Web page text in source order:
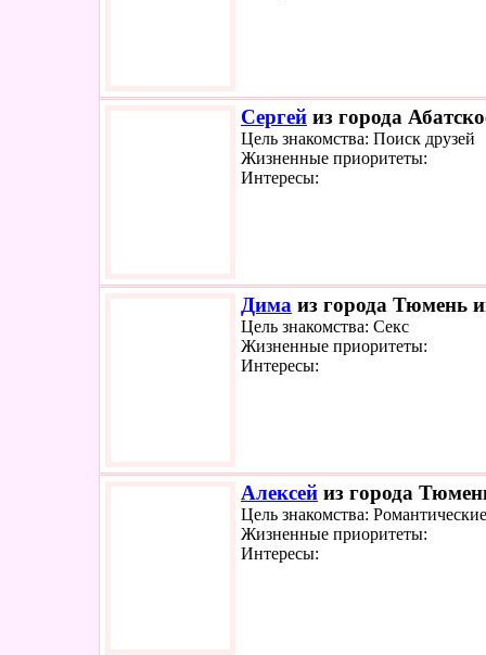
Сергей из города
Цель знакомства: Поиск друзей
Жизненные приоритеты:
Интересы:
Дима из города Тюмень
Цель знакомства: Секс
Жизненные приоритеты:
Интересы:
Алексей из города
Цель знакомства:
Жизненные приоритеты:
Интересы: